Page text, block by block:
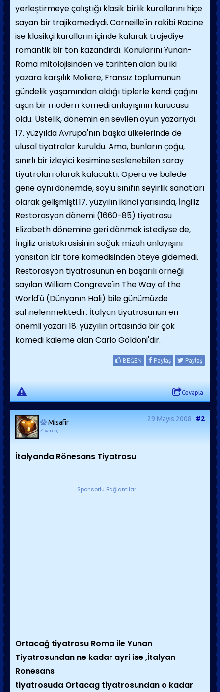
yerleştirmeye çalıştığı klasik birlik kurallarını hiçe
sayan bir trajikomediydi. Corneille'in rakibi Racine
ise klasikçi kuralların içinde kalarak trajediye
romantik bir ton kazandırdı. Konularını Yunan-
Roma mitolojisinden ve tarihten alan bu iki
yazara karşılık Moliere, Fransız toplumunun
gündelik yaşamından aldığı tiplerle kendi çağını
aşan bir modern komedi anlayışının kurucusu
oldu. Üstelik, dönemin en sevilen oyun yazarıydı.
17. yüzyılda Avrupa'nın başka ülkelerinde de
ulusal tiyatrolar kuruldu. Ama, bunların çoğu,
sınırlı bir izleyici kesimine seslenebilen saray
tiyatroları olarak kalacaktı. Opera ve balede
gene aynı dönemde, soylu sınıfın seyirlik sanatları
olarak gelişmişti.17. yüzyılın ikinci yarısında, İngiliz
Restorasyon dönemi (1660-85) tiyatrosu
Elizabeth dönemine geri dönmek istediyse de,
İngiliz aristokrasisinin soğuk mizah anlayışını
yansıtan bir töre komedisinden öteye gidemedi.
Restorasyon tiyatrosunun en başarılı örneği
sayılan William Congreve'in The Way of the
World'ü (Dünyanın Hali) bile günümüzde
sahnelenmektedir. İtalyan tiyatrosunun en
önemli yazarı 18. yüzyılın ortasında bir çok
komedi kaleme alan Carlo Goldoni'dir.
BEĞEN Paylaş Paylaş
Cevapla
Misafir
Ziyaretçi
29 Mayıs 2008 #2
İtalyanda Rönesans Tiyatrosu
Sponsorlu Bağlantılar
Ortacağ tiyatrosu Roma ile Yunan
Tiyatrosundan ne kadar ayri ise ,İtalyan
Ronesans
tiyatrosuda Ortacag tiyatrosundan o kadar